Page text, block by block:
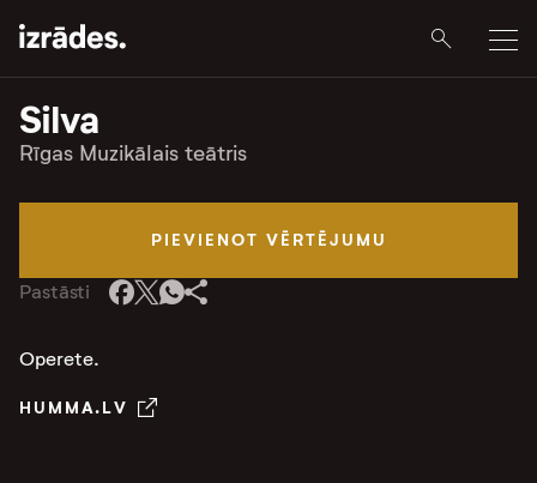
Silva
Rīgas Muzikālais teātris
PIEVIENOT VĒRTĒJUMU
Pastāsti
Operete.
HUMMA.LV